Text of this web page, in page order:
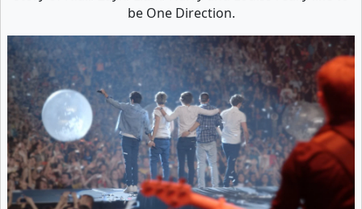
be One Direction.